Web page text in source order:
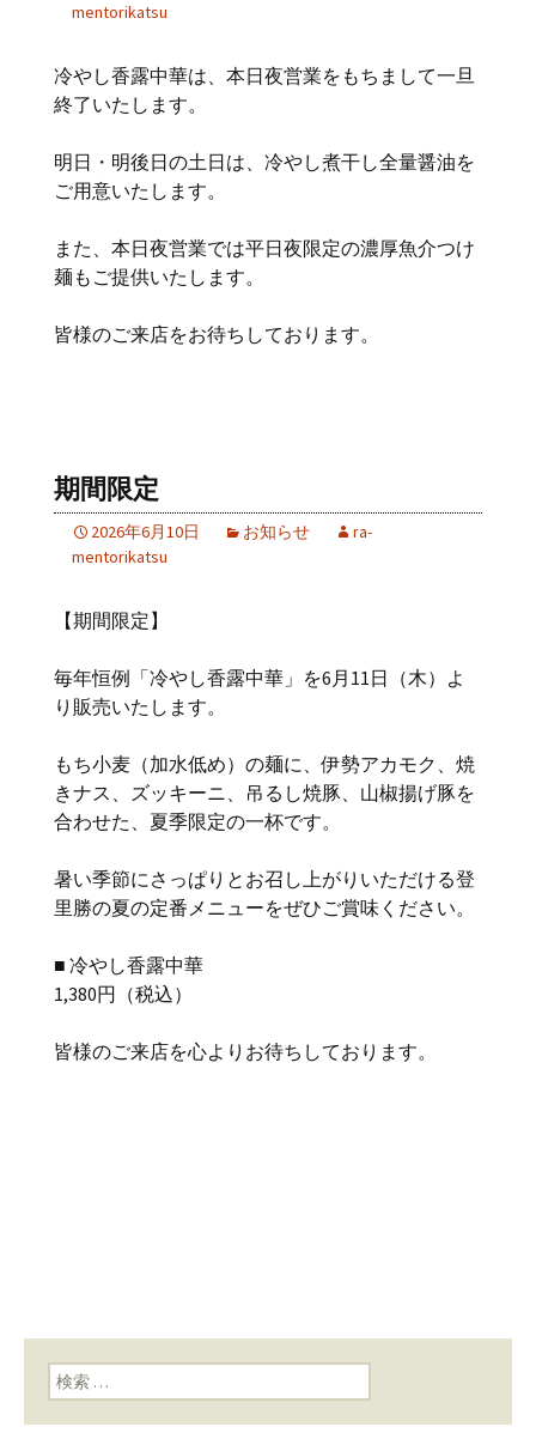
mentorikatsu
冷やし香露中華は、本日夜営業をもちまして一旦
終了いたします。
明日・明後日の土日は、冷やし煮干し全量醤油を
ご用意いたします。
また、本日夜営業では平日夜限定の濃厚魚介つけ
麺もご提供いたします。
皆様のご来店をお待ちしております。
期間限定
2026年6月10日 お知らせ
ra-
mentorikatsu
【期間限定】
毎年恒例「冷やし香露中華」を6月11日（木）よ
り販売いたします。
もち小麦（加水低め）の麺に、伊勢アカモク、焼
きナス、ズッキーニ、吊るし焼豚、山椒揚げ豚を
合わせた、夏季限定の一杯です。
暑い季節にさっぱりとお召し上がりいただける登
里勝の夏の定番メニューをぜひご賞味ください。
■ 冷やし香露中華
1,380円（税込）
皆様のご来店を心よりお待ちしております。
検索: